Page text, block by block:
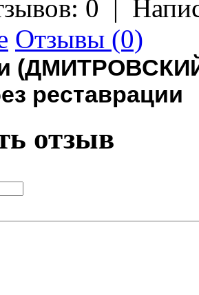
0 |
Отзывы (0)
реставрации
отзыв